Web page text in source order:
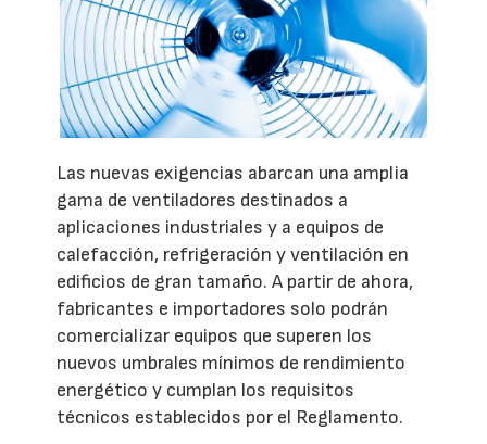
Las nuevas exigencias abarcan una amplia
gama de ventiladores destinados a
aplicaciones industriales y a equipos de
calefacción, refrigeración y ventilación en
edificios de gran tamaño. A partir de ahora,
fabricantes e importadores solo podrán
comercializar equipos que superen los
nuevos umbrales mínimos de rendimiento
energético y cumplan los requisitos
técnicos establecidos por el Reglamento.